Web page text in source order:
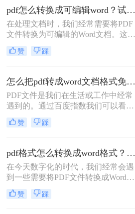
和编辑。那么电脑怎么把pdf转换成
word呢？本文将为您介绍几种方法和
工具，让您轻松实现这个目标。
pdf怎么转换成可编辑word？试试这三种方法！
在处理文档时，我们经常需要将PDF
文件转换为可编辑的Word文档。这不
仅方便编辑和修改，还可以确保格式
的一致性。那么pdf怎么转换成可编辑
编辑Word文档的技巧，帮助您提高工
作效率。
赞 踩
怎么把pdf转成word文档格式免费？分享三个方法！
PDF文件是我们在生活或工作中经常
遇到的。通过百度指数我们可以看到
大家对怎么把pdf转成word文档格式免
费的需求越来越大。如果你想编辑或
你需要使用一些工具。那么怎么把pdf
转成word文档格式免费呢？这一次，
我想和大家分享pdf转word转换方法。
赞 踩
pdf格式怎么转换成word格式？这四个方法转换效率很高！
在今天数字化的时代，我们经常会遇
到一些需要将PDF文件转换成Word格
式的情况。PDF格式具有一定的安全
性和稳定性，但相较于Word格式，
赞 踩